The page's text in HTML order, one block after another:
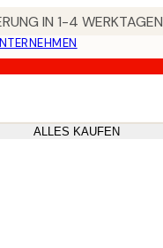
IN 1-4 WERKTAGEN
ALLES KAUFEN